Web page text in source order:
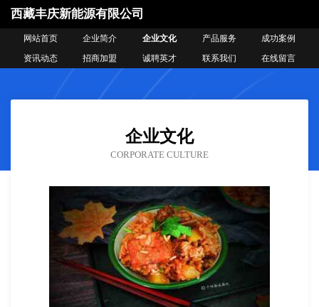
西藏丰庆新能源有限公司
网站首页 企业简介 企业文化 产品服务
成功案例
资讯动态
招商加盟 诚聘英才 联系我们 在线留言
企业文化
CORPORATE CULTURE